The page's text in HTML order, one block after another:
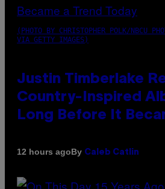
(PHOTO BY CHRISTOPHER POLK/NBCU
VIA GETTY IMAGES)
Justin Timberlake
Country-Inspired
Long Before It
12 hours agoBy Caleb Catlin